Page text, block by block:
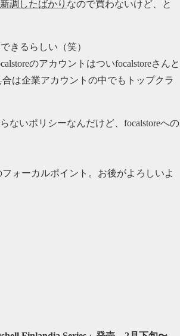
新調したばかり なので買わないけど、と
きるらしい（笑）
のアカウントはついfocalstoreさんと
は企業アカウントの中でもトップクラ
ないポリシーなんだけど、focalstoreへの
ォーカルポイント。お後がよろしいよ